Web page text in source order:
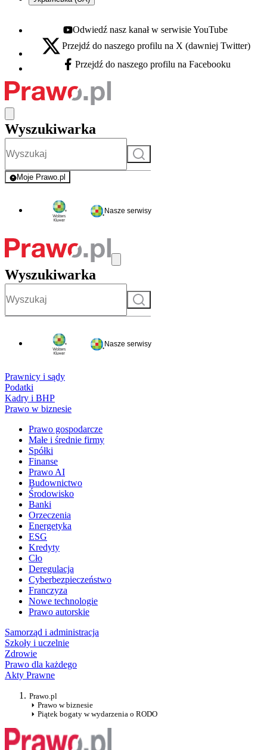
Youtube - otwiera się w nowej karcie
Odwiedź nasz kanał w serwisie YouTube
X - otwiera się w nowej karcie
Przejdź do naszego profilu na X (dawniej Twitter)
Facebook - otwiera się w nowej karcie
Przejdź do naszego profilu na Facebooku
Wyszukiwarka
Szukaj
Moje Prawo.pl
- rejestracja i logowanie do serwisu
Nasze serwisy
Wyszukiwarka
Szukaj
Nasze serwisy
Prawnicy i sądy
Podatki
Kadry i BHP
Prawo w biznesie
Prawo gospodarcze
Małe i średnie firmy
Spółki
Finanse
Prawo AI
Budownictwo
Środowisko
Banki
Orzeczenia
Energetyka
ESG
Kredyty
Cło
Deregulacja
Cyberbezpieczeństwo
Franczyza
Nowe technologie
Prawo autorskie
Samorząd i administracja
Szkoły i uczelnie
Zdrowie
Prawo dla każdego
Akty Prawne
Prawo.pl
Prawo w biznesie
Piątek bogaty w wydarzenia o RODO